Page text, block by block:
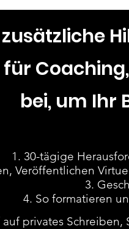
bei, um Ihr
30-tägige
Veröffentlichen
So formatieren
privates Schreiben,